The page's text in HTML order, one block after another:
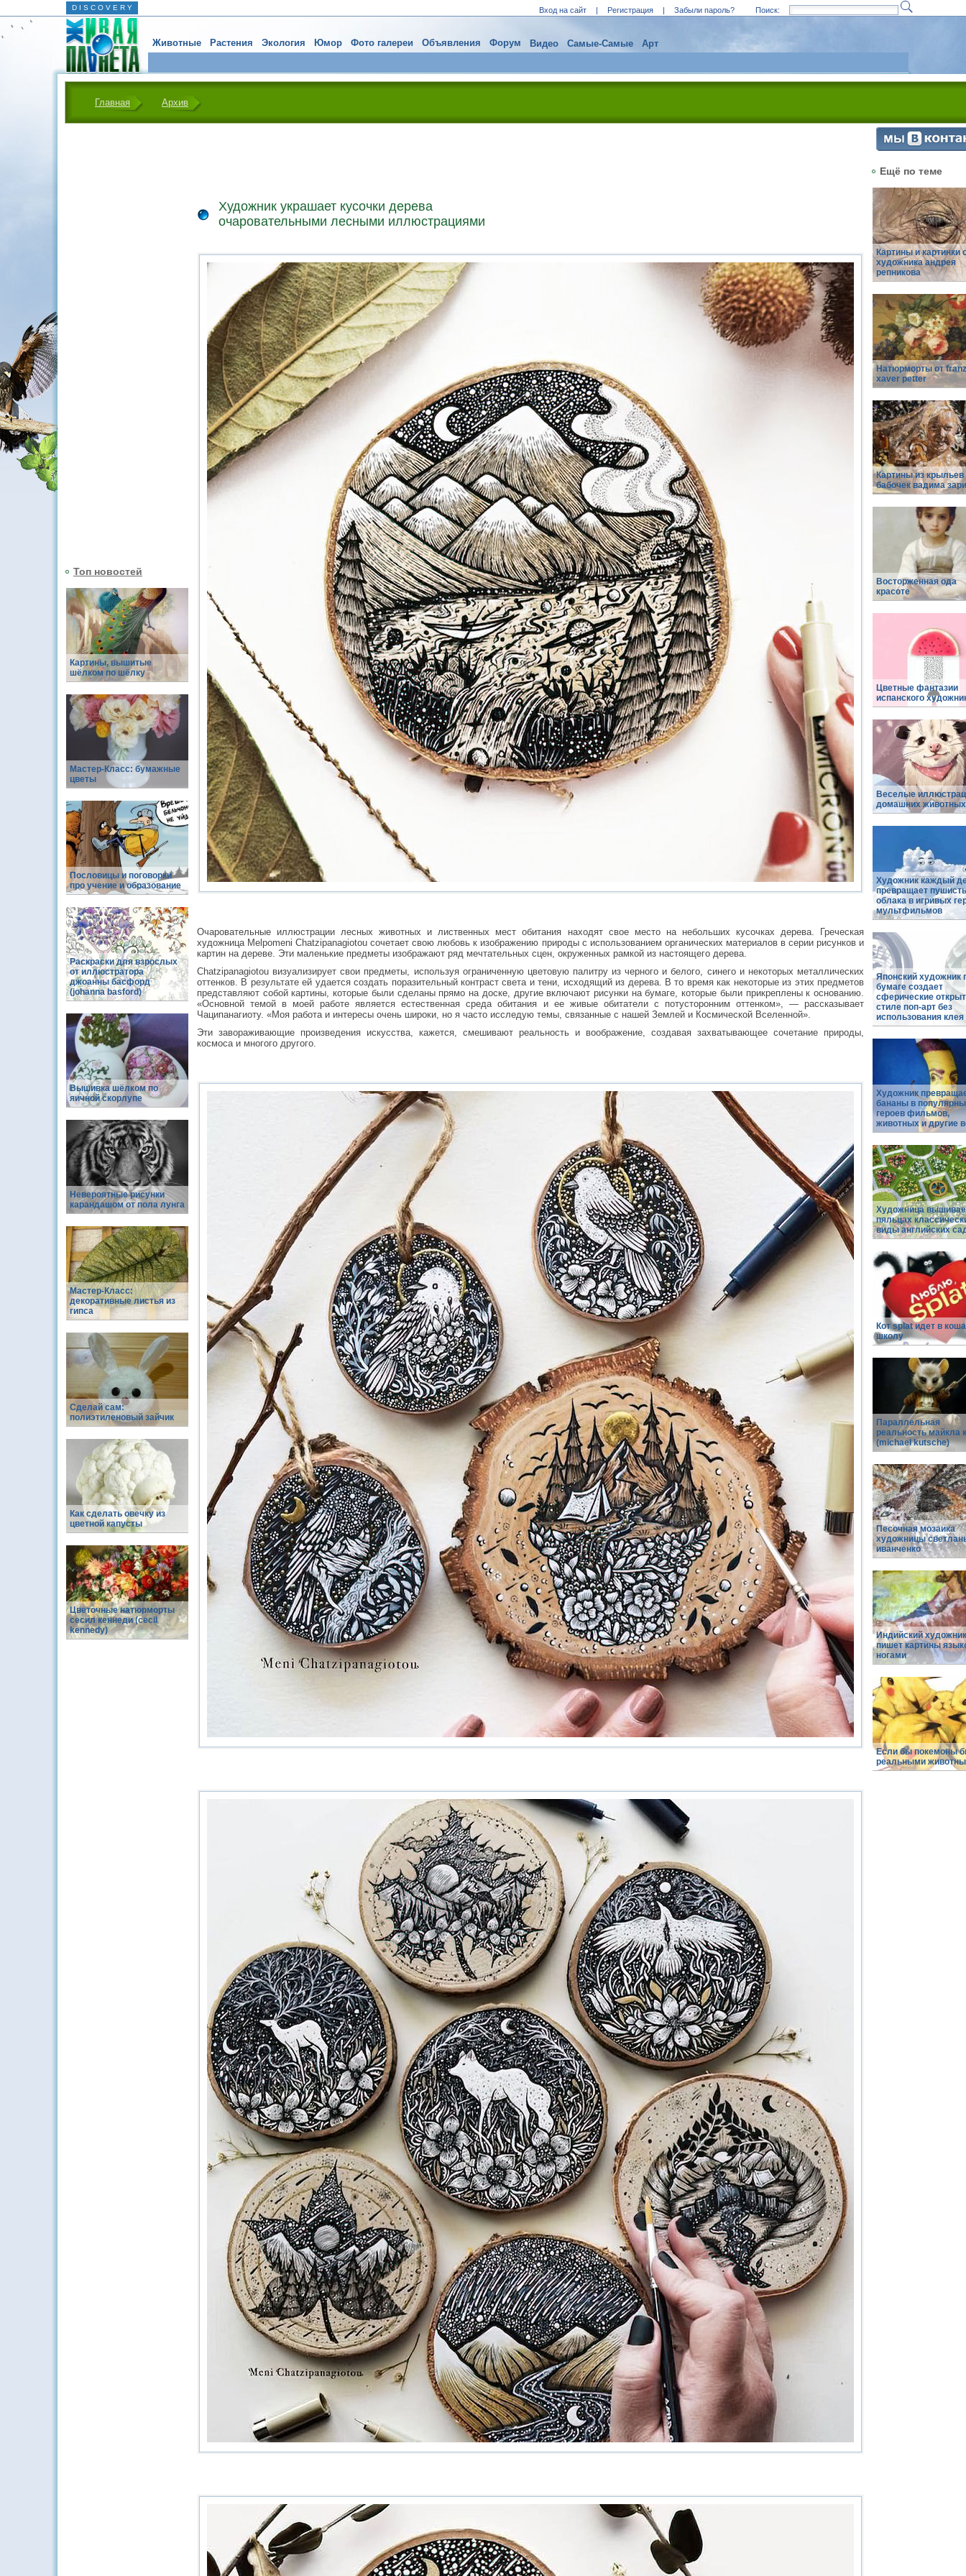
D I S C O V E R Y Вход на сайт | Регистрация | Забыли пароль? Поиск:
Животные Растения Экология Юмор Фото галереи Объявления Форум Видео Самые-Самые Арт
Главная Архив
Топ новостей
Картины, вышитые
шёлком по шёлку
Мастер-Класс: бумажные
цветы
Пословицы и поговорки
про учение и образование
Раскраски для взрослых
от иллюстратора
джоанны басфорд
(johanna basford)
Вышивка шёлком по
яичной скорлупе
Невероятные рисунки
карандашом от пола лунга
Мастер-Класс:
декоративные листья из
гипса
Сделай сам:
полиэтиленовый зайчик
Как сделать овечку из
цветной капусты
Цветочные натюрморты
сесил кеннеди (cecil
kennedy)
Художник украшает кусочки дерева
очаровательными лесными иллюстрациями
Очаровательные иллюстрации лесных животных и лиственных мест обитания находят свое место на небольших кусочках дерева. Греческая
художница Melpomeni Chatzipanagiotou сочетает свою любовь к изображению природы с использованием органических материалов в серии рисунков и
картин на дереве. Эти маленькие предметы изображают ряд мечтательных сцен, окруженных рамкой из настоящего дерева.
Chatzipanagiotou визуализирует свои предметы, используя ограниченную цветовую палитру из черного и белого, синего и некоторых металлических
оттенков. В результате ей удается создать поразительный контраст света и тени, исходящий из дерева. В то время как некоторые из этих предметов
представляют собой картины, которые были сделаны прямо на доске, другие включают рисунки на бумаге, которые были прикреплены к основанию.
«Основной темой в моей работе является естественная среда обитания и ее живые обитатели с потусторонним оттенком», — рассказывает
Чаципанагиоту. «Моя работа и интересы очень широки, но я часто исследую темы, связанные с нашей Землей и Космической Вселенной».
Эти завораживающие произведения искусства, кажется, смешивают реальность и воображение, создавая захватывающее сочетание природы,
космоса и многого другого.
Ещё по теме
Картины и картинки
художника андрея
репникова
Натюрморты от franz
xaver petter
Картины из крыльев
бабочек вадима
Восторженная ода
красоте
Цветные фантазии
испанского
Веселые
домашних животных
Художник каждый
превращает
облака в игривых
мультфильмов
Японский художник
бумаге создает
сферические
стиле поп-арт без
использования клея
Художник
бананы в
героев фильмов,
животных и другие
Художница
пяльцах
виды английских
Кот splat идет в
школу
Параллельная
реальность майкла
(michael kutsche)
Песочная мозаика
художницы
иванченко
Индийский художник
пишет картины
ногами
Если бы покемоны
реальными